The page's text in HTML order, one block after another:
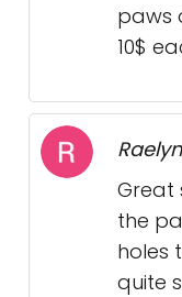
paws
10$
Great
the
holes
quite